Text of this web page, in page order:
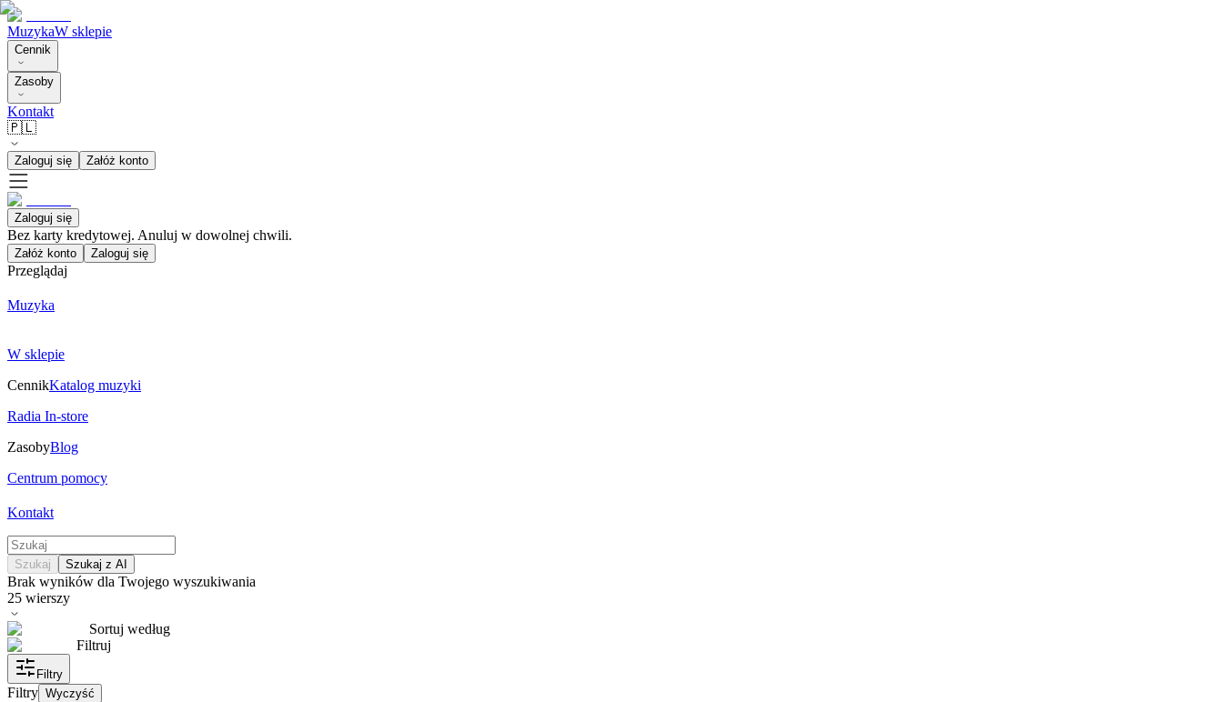
MuzykaW sklepie
Cennik
Zasoby
Kontakt
🇵🇱
Zaloguj się Załóż konto
Zaloguj się
Bez karty kredytowej. Anuluj w dowolnej chwili.
Załóż konto Zaloguj się
Przeglądaj
Muzyka
W sklepie
CennikKatalog muzyki
Radia In-store
ZasobyBlog
Centrum pomocy
Kontakt
Szukaj Szukaj z AI
Brak wyników dla Twojego wyszukiwania
25 wierszy
Sortuj według
Filtruj
Filtry
Filtry Wyczyść